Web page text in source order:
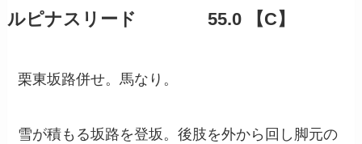
ルピナスリード 55.0 【C】
栗東坂路併せ。馬なり。
雪が積もる坂路を登坂。後肢を外から回し脚元の